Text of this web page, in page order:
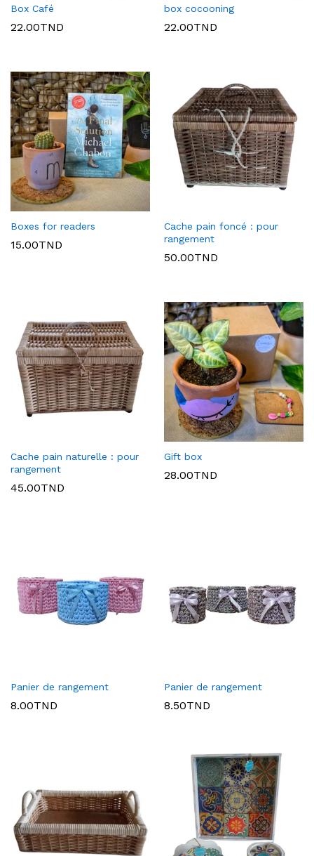
Box Café
22.00TND
box cocooning
22.00TND
Boxes for readers
15.00TND
Cache pain foncé : pour
rangement
50.00TND
Cache pain naturelle : pour
rangement
45.00TND
Gift box
28.00TND
Panier de rangement
8.00TND
Panier de rangement
8.50TND